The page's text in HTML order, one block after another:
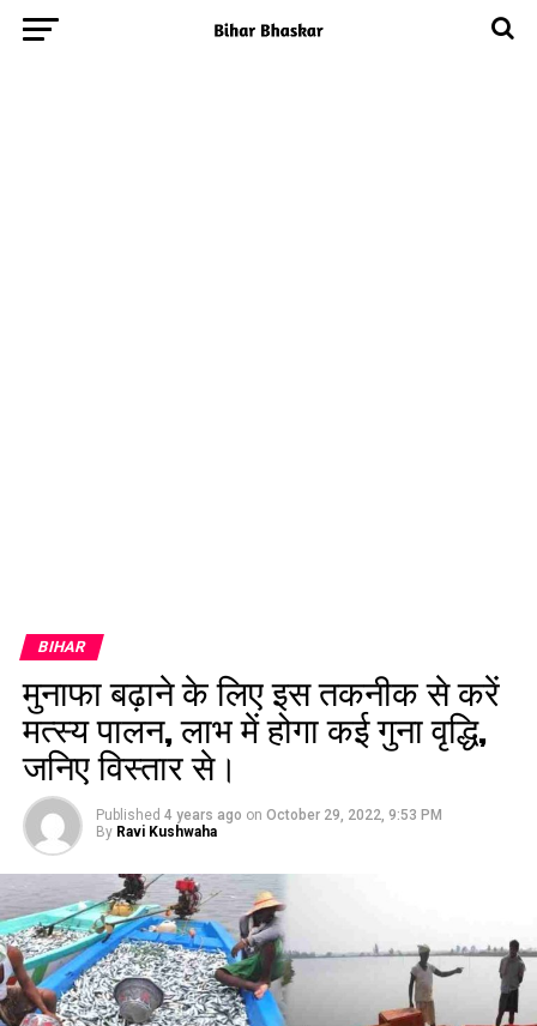
BIHAR
मुनाफा बढ़ाने के लिए इस तकनीक से करें
मत्स्य पालन, लाभ में होगा कई गुना वृद्धि,
जनिए विस्तार से।
Published 4 years ago on October 29, 2022, 9:53 PM
By Ravi Kushwaha